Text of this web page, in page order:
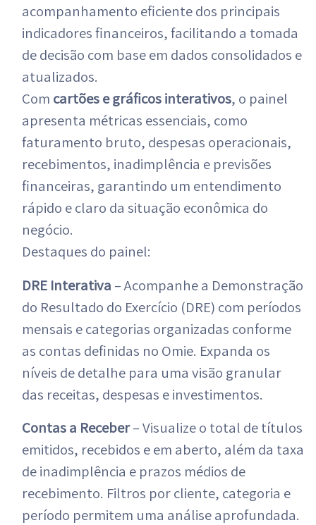
acompanhamento eficiente dos principais
indicadores financeiros, facilitando a tomada
de decisão com base em dados consolidados e
atualizados.
Com cartões e gráficos interativos, o painel
apresenta métricas essenciais, como
faturamento bruto, despesas operacionais,
recebimentos, inadimplência e previsões
financeiras, garantindo um entendimento
rápido e claro da situação econômica do
negócio.
Destaques do painel:
DRE Interativa – Acompanhe a Demonstração
do Resultado do Exercício (DRE) com períodos
mensais e categorias organizadas conforme
as contas definidas no Omie. Expanda os
níveis de detalhe para uma visão granular
das receitas, despesas e investimentos.
Contas a Receber– Visualize o total de títulos
emitidos, recebidos e em aberto, além da taxa
de inadimplência e prazos médios de
recebimento. Filtros por cliente, categoria e
período permitem uma análise aprofundada.